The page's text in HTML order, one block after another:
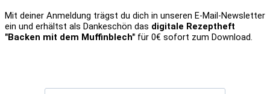
Mit deiner Anmeldung trägst du dich in unseren E-Mail-Newsletter
ein und erhältst als Dankeschön das digitale Rezeptheft
"Backen mit dem Muffinblech" für 0€ sofort zum Download.